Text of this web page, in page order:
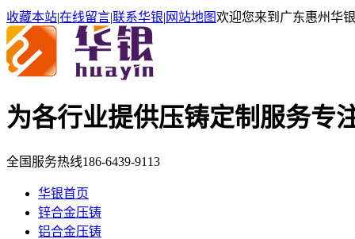
收藏本站|在线留言|联系华银| 网站地图欢迎您来到广东惠州华
为各行业提供压铸定制服务专
全国服务热线186-6439-9113
华银首页
锌合金压铸
铝合金压铸